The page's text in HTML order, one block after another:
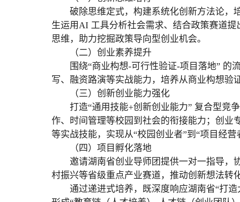
破除思维定式，构建系统化创新方法论，
生运用AI 工具分析社会需求、结合政策赛道
思维，助力挖掘政策导向型创业机会。
（二）创业素养提升
围绕“商业构想-可行性验证-项目落地” 的
写、融资路演等实战能力，培养从商业构想验
（三）创新创业能力强化
打造“通用技能+创新创业能力” 复合型竞
作、时间管理等校园到社会的衔接能力；创业
等实战技能，实现从“校园创业者”到“项目经营
（四）项目孵化落地
邀请湖南省创业导师团提供一对一指导，
村振兴等省级重点产业赛道，推动创新想法转
通过递进式培养，既深度响应湖南省“打